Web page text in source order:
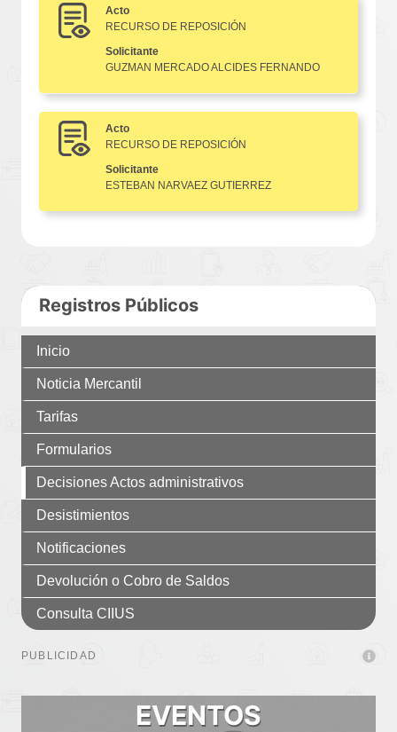
Acto
RECURSO DE REPOSICIÓN
Solicitante
GUZMAN MERCADO ALCIDES FERNANDO
Acto
RECURSO DE REPOSICIÓN
Solicitante
ESTEBAN NARVAEZ GUTIERREZ
Registros Públicos
Inicio
Noticia Mercantil
Tarifas
Formularios
Decisiones Actos administrativos
Desistimientos
Notificaciones
Devolución o Cobro de Saldos
Consulta CIIUS
PUBLICIDAD
EVENTOS